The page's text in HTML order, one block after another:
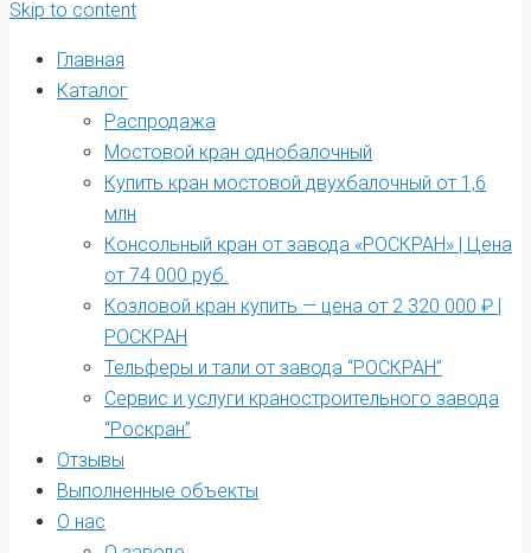
Skip to content
Главная
Каталог
Распродажа
Мостовой кран однобалочный
Купить кран мостовой двухбалочный от 1,6
млн
Консольный кран от завода «РОСКРАН» | Цена
от 74 000 руб.
Козловой кран купить — цена от 2 320 000 ₽ |
РОСКРАН
Тельферы и тали от завода “РОСКРАН”
Сервис и услуги краностроительного завода
“Роскран”
Отзывы
Выполненные объекты
О нас